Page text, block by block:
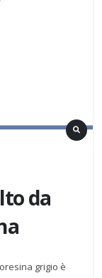
da
grigio è